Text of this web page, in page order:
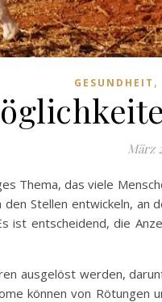
GESUNDHEIT ,
März
Thema, das viele
Stellen entwickeln,
ist entscheidend, die
ausgelöst werden,
können von Rötungen